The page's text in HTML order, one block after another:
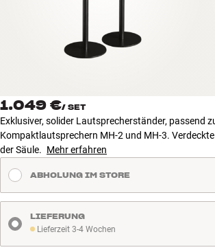
INSPIRATION
NEUHEITEN
ANGEBOTE
Kundendienst
Anmelden
Kundendienst
Bauen mit Klang
1.049 €/ SET
Exklusiver, solider Lautsprecherständer, passend
Kompaktlautsprechern MH-2 und MH-3.
der Säule. Mehr erfahren
ABHOLUNG IM STORE
Lieferzeit 3-4 Wochen
Lieferzeit 3-4 Wochen
LIEFERUNG